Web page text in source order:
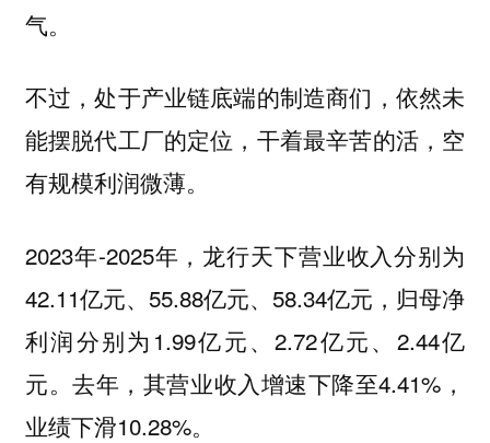
气。
不过，处于产业链底端的制造商们， 依然未
能摆脱代工厂的定位，干着最辛苦的活，空
有规模利润微薄。
2023年-2025年，龙行天下营业收入分别为
42.11亿元、55.88亿元、58.34亿元，归母净
利润分别为1.99亿元、2.72亿元、2.44亿
元。去年，其营业收入增速下降至4.41%，
业绩下滑10.28%。